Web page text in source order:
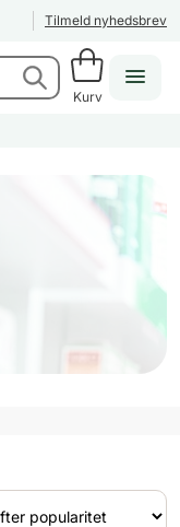
Tilmeld nyhedsbrev
Kurv